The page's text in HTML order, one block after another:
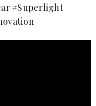
#Superlight